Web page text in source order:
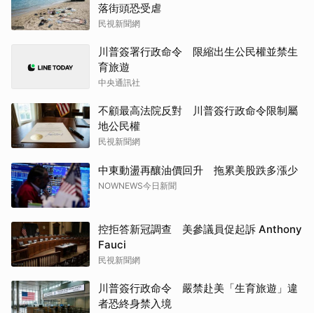
落街頭恐受虐
民視新聞網
川普簽署行政命令 限縮出生公民權並禁生
育旅遊
中央通訊社
不顧最高法院反對 川普簽行政命令限制屬
地公民權
民視新聞網
中東動盪再釀油價回升 拖累美股跌多漲少
NOWNEWS今日新聞
控拒答新冠調查 美參議員促起訴 Anthony
Fauci
民視新聞網
川普簽行政命令 嚴禁赴美「生育旅遊」違
者恐終身禁入境